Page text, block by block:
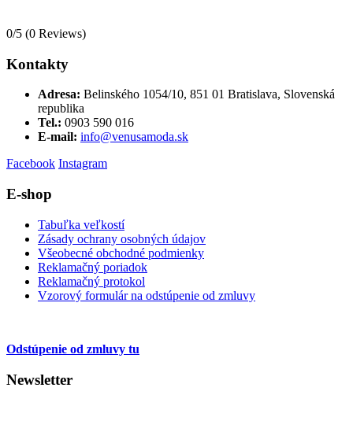
0/5 (0 Reviews)
Kontakty
Adresa: Belinského 1054/10, 851 01 Bratislava, Slovenská
republika
Tel.: 0903 590 016
E-mail: info@venusamoda.sk
Facebook Instagram
E-shop
Tabuľka veľkostí
Zásady ochrany osobných údajov
Všeobecné obchodné podmienky
Reklamačný poriadok
Reklamačný protokol
Vzorový formulár na odstúpenie od zmluvy
Odstúpenie od zmluvy tu
Newsletter